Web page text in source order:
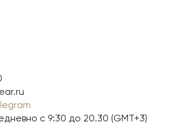
с 9:30 до 20.30 (GMT+3)